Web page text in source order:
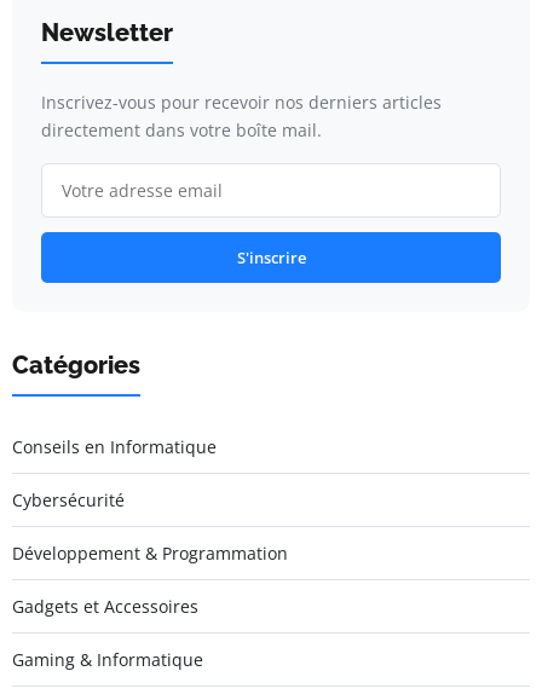
Newsletter
Inscrivez-vous pour recevoir nos derniers articles
directement dans votre boîte mail.
S'inscrire
Catégories
Conseils en Informatique
Cybersécurité
Développement & Programmation
Gadgets et Accessoires
Gaming & Informatique